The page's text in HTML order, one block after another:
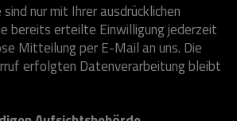
nur mit Ihrer ausdrücklichen
bereits erteilte Einwilligung jederzeit
Mitteilung per E-Mail an uns. Die
erfolgten Datenverarbeitung bleibt